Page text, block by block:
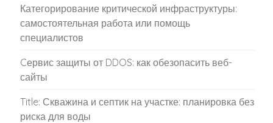
Категорирование критической инфраструктуры:
самостоятельная работа или помощь
специалистов
Cервис защиты от DDOS: как обезопасить веб-
сайты
Title: Скважина и септик на участке: планировка без
риска для воды